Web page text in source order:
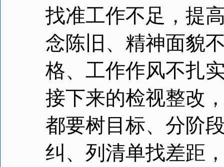
找准工作不足，提
念陈旧、精神面貌
格、工作作风不扎
接下来的检视整改
都要树目标、分阶
纠、列清单找差距